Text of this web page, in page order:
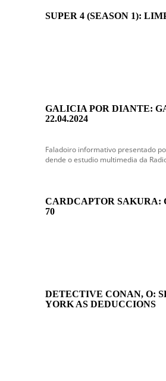
SUPER 4 (SEASON 1):
GALICIA POR DIANTE:
22.04.2024
Faladoiro informativo presentado
dende o estudio multimedia da
CARDCAPTOR SAKURA:
70
DETECTIVE CONAN, O:
YORK AS DEDUCCIONS